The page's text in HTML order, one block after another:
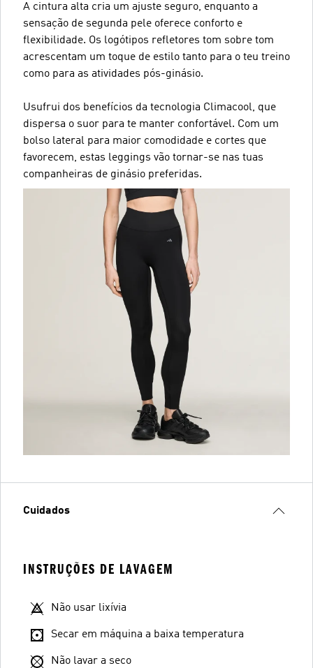
A cintura alta cria um ajuste seguro, enquanto a
sensação de segunda pele oferece conforto e
flexibilidade. Os logótipos refletores tom sobre tom
acrescentam um toque de estilo tanto para o teu treino
como para as atividades pós-ginásio.
Usufrui dos benefícios da tecnologia Climacool, que
dispersa o suor para te manter confortável. Com um
bolso lateral para maior comodidade e cortes que
favorecem, estas leggings vão tornar-se nas tuas
companheiras de ginásio preferidas.
Cuidados
INSTRUÇÕES DE LAVAGEM
Não usar lixívia
Secar em máquina a baixa temperatura
Não lavar a seco